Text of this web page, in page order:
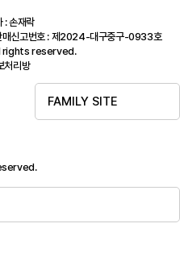
손재락
고번호 : 제2024-대구중구-0933호
rights reserved.
FAMILY SITE
처리방